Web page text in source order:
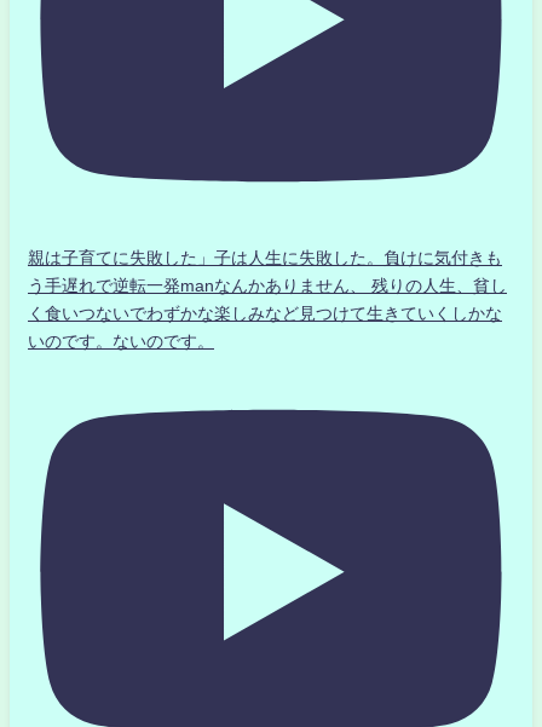
親は子育てに失敗した」子は人生に失敗した。負けに気付きも
う手遅れで逆転一発manなんかありません、 残りの人生、貧し
く食いつないでわずかな楽しみなど見つけて生きていくしかな
いのです。ないのです。